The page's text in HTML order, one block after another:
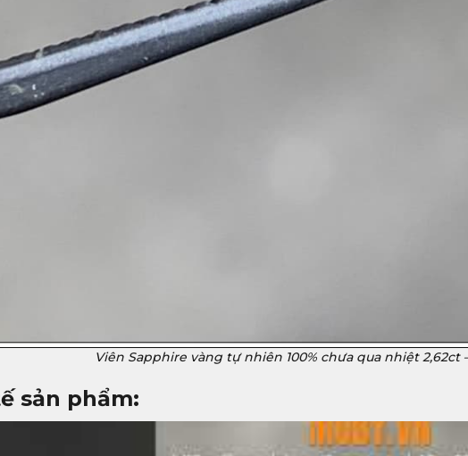
Viên Sapphire vàng tự nhiên 100% chưa qua nhiệt 2,62ct –
sản phẩm: